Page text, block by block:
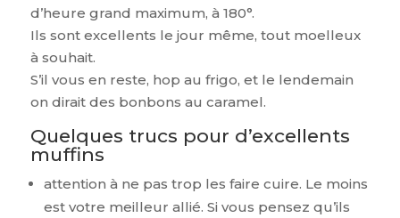
d’heure grand maximum, à 180°.
Ils sont excellents le jour même, tout moelleux
à souhait.
S’il vous en reste, hop au frigo, et le lendemain
on dirait des bonbons au caramel.
Quelques trucs pour d’excellents
muffins
attention à ne pas trop les faire cuire. Le moins
est votre meilleur allié. Si vous pensez qu’ils